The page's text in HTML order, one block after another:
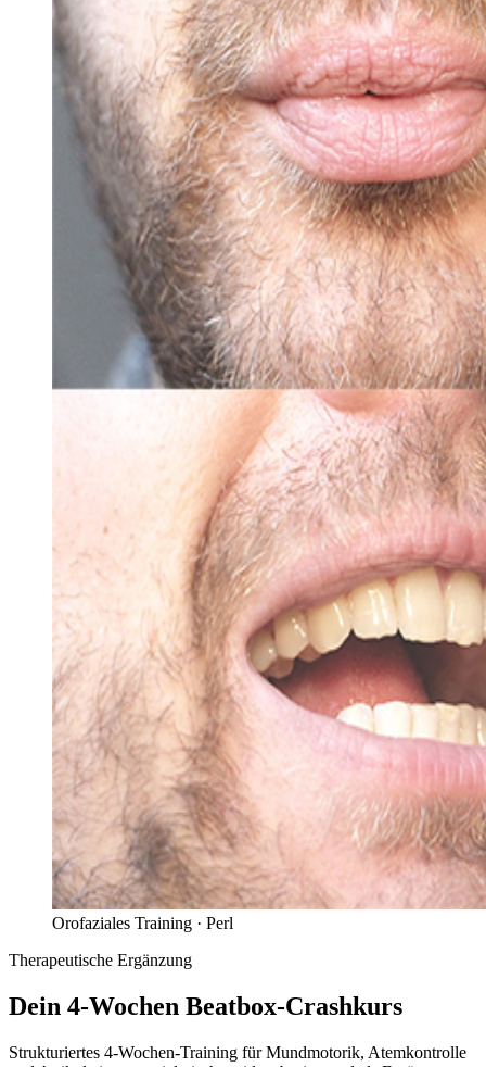
Orofaziales Training · Perl
Therapeutische Ergänzung
Dein 4-Wochen Beatbox-Crashkurs
Strukturiertes 4-Wochen-Training für Mundmotorik, Atemkontrolle